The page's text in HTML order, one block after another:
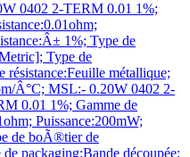
0402 2-TERM 0.01 1%;
1%; Type de
Type de
résistance:Feuille métallique;
Â°C; MSL:- 0.20W 0402 2-
0.01 1%; Gamme de
Puissance:200mW;
de boÃ®tier de
packaging:Bande découpée;